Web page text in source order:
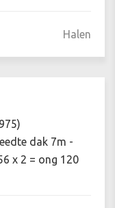
Halen
dak 7m -
x 2 = ong 120